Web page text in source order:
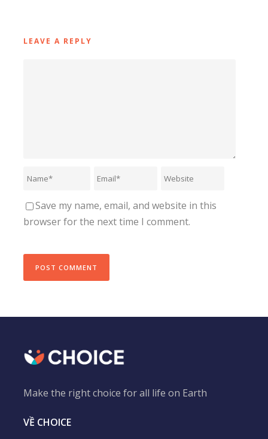
LEAVE A REPLY
Save my name, email, and website in this
browser for the next time I comment.
Make the right choice for all life on Earth
VỀ CHOICE